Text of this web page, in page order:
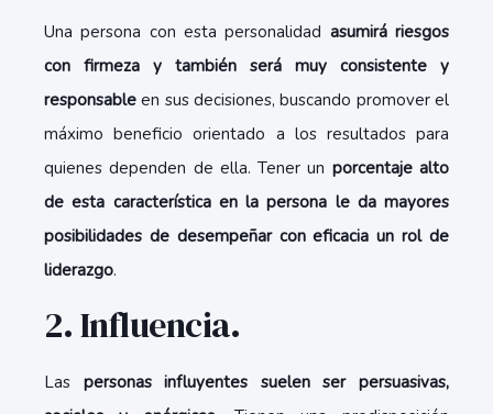
Una persona con esta personalidad asumirá riesgos
con firmeza y también será muy consistente y
responsable en sus decisiones, buscando promover el
máximo beneficio orientado a los resultados para
quienes dependen de ella. Tener un porcentaje alto
de esta característica en la persona le da mayores
posibilidades de desempeñar con eficacia un rol de
liderazgo.
2. Influencia.
Las personas influyentes suelen ser persuasivas,